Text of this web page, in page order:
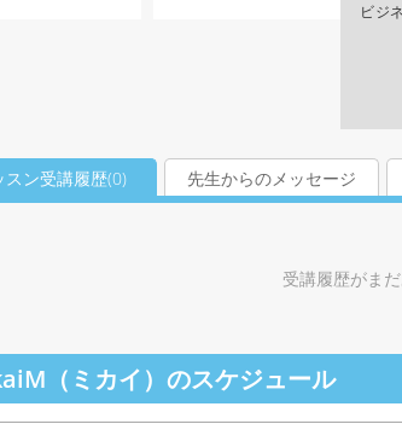
ビジ
スン受講履歴(0) 先生からのメッセージ
受講履歴がま
（ミカイ）のスケジュール